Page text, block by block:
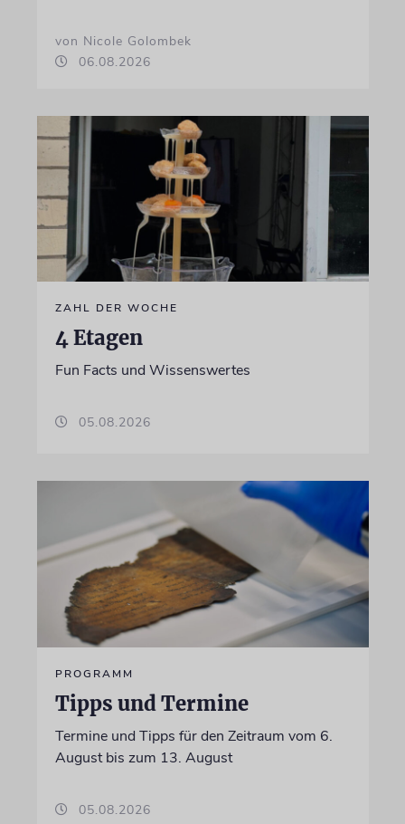
von Nicole Golombek
06.08.2026
ZAHL DER WOCHE
4 Etagen
Fun Facts und Wissenswertes
05.08.2026
PROGRAMM
Tipps und Termine
Termine und Tipps für den Zeitraum vom 6.
August bis zum 13. August
05.08.2026